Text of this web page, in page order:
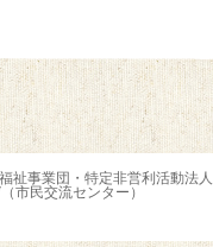
祉事業団・特定非営利活動
市民交流センター）